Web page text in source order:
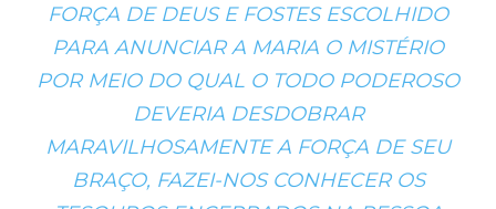
FORÇA DE DEUS E FOSTES ESCOLHIDO
PARA ANUNCIAR A MARIA O MISTÉRIO
POR MEIO DO QUAL O TODO PODEROSO
DEVERIA DESDOBRAR
MARAVILHOSAMENTE A FORÇA DE SEU
BRAÇO, FAZEI-NOS CONHECER OS